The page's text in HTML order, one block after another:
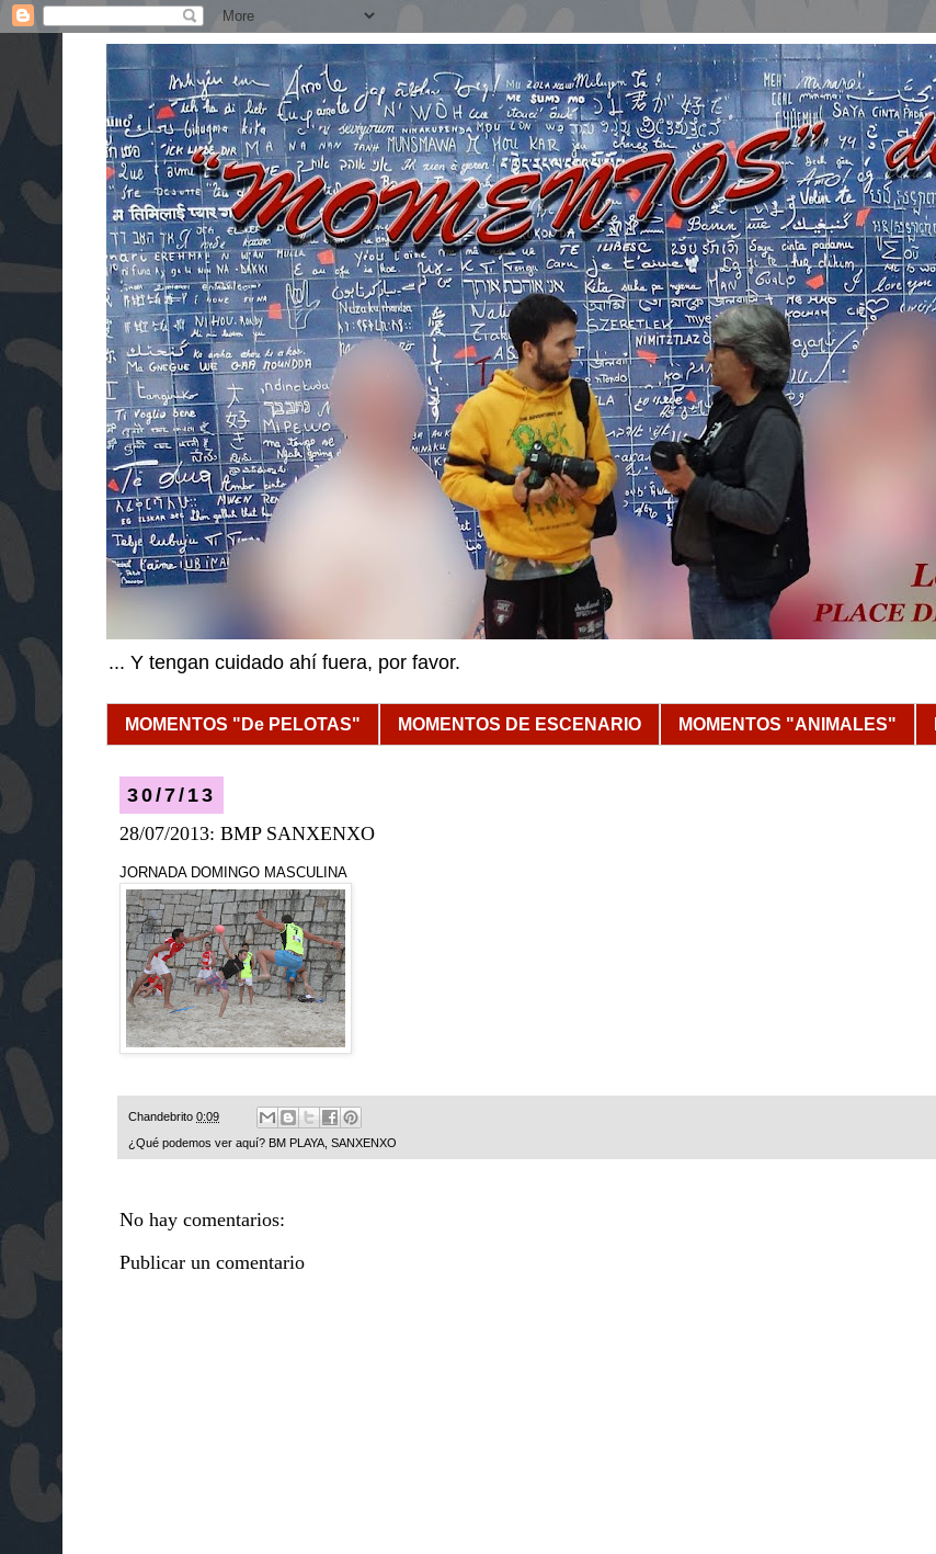
... Y tengan cuidado ahí fuera, por favor.
MOMENTOS "De PELOTAS" MOMENTOS DE ESCENARIO MOMENTOS "ANIMALES"
30/7/13
28/07/2013: BMP SANXENXO
JORNADA DOMINGO MASCULINA
Chandebrito 0:09
¿Qué podemos ver aquí? BM PLAYA, SANXENXO
No hay comentarios:
Publicar un comentario